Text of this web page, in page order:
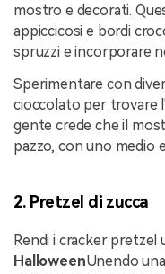
mostro e decorati.
appiccicosi e bordi
spruzzi e incorporare
Sperimentare con
cioccolato per trovare
gente crede che il
pazzo, con uno medio
2. Pretzel di zucca
Rendi i cracker pretzel
HalloweenUnendo